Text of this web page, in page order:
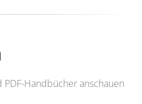
Handbücher anschauen